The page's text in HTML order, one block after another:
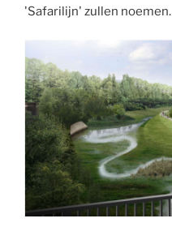
'Safarilijn' zullen noemen.